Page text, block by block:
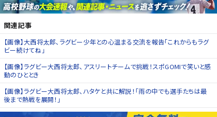
関連記事
【画像】大西将太郎、ラグビー少年との心温まる交流を報告「これからもラグ
ビー続けてね」
【画像】ラグビー大西将太郎、アスリートチームで挑戦！スポGOMIで笑いと感
動のひととき
【画像】ラグビー大西将太郎、ハタケと共に解説！「雨の中でも選手たちは最
後まで熱戦を展開！」